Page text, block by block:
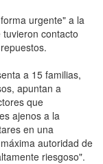
urgente" a la
contacto
a 15 familias,
apuntan a
que
ajenos a la
en una
autoridad de
riesgoso".